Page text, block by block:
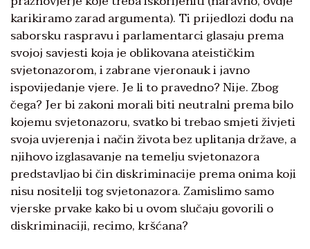
karikiramo zarad argumenta). Ti prijedlozi dođu na
saborsku raspravu i parlamentarci glasaju prema
svojoj savjesti koja je oblikovana ateističkim
svjetonazorom, i zabrane vjeronauk i javno
ispovijedanje vjere. Je li to pravedno? Nije. Zbog
čega? Jer bi zakoni morali biti neutralni prema bilo
kojemu svjetonazoru, svatko bi trebao smjeti živjeti
svoja uvjerenja i način života bez uplitanja države, a
njihovo izglasavanje na temelju svjetonazora
predstavljao bi čin diskriminacije prema onima koji
nisu nositelji tog svjetonazora. Zamislimo samo
vjerske prvake kako bi u ovom slučaju govorili o
diskriminaciji, recimo, kršćana?